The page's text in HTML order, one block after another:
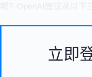
呢？OpenAI建议从以下
立即